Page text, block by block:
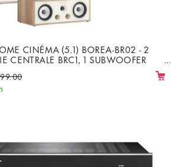
CINÉMA (5.1) BOREA-BR02 - 2
CENTRALE BRC1, 1 SUBWOOFER